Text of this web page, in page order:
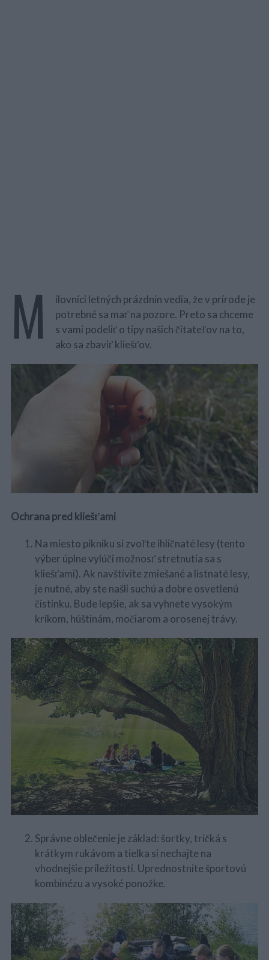
M
ilovníci letných prázdnin vedia, že v prírode je
potrebné sa mať na pozore. Preto sa chceme
s vami podeliť o tipy našich čitateľov na to,
ako sa zbaviť kliešťov.
Ochrana pred kliešťami
Na miesto pikniku si zvoľte ihličnaté lesy (tento
výber úplne vylúči možnosť stretnutia sa s
kliešťami). Ak navštívite zmiešané a listnaté lesy,
je nutné, aby ste našli suchú a dobre osvetlenú
čistinku. Bude lepšie, ak sa vyhnete vysokým
kríkom, húštinám, močiarom a orosenej trávy.
Správne oblečenie je základ: šortky, tričká s
krátkym rukávom a tielka si nechajte na
vhodnejšie príležitosti. Uprednostnite športovú
kombinézu a vysoké ponožke.